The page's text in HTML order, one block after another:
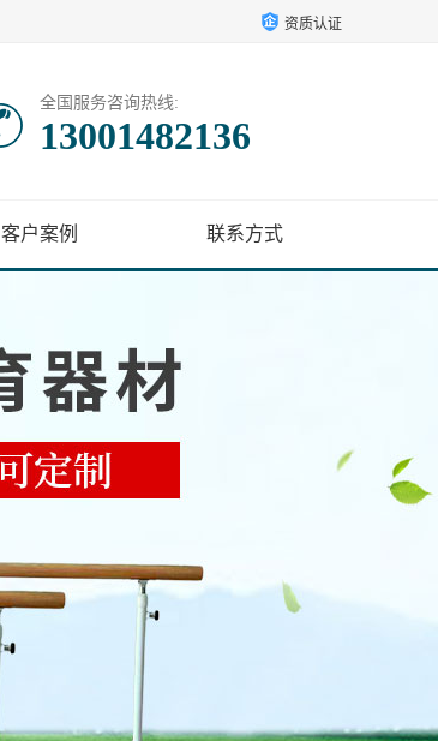
资质认证
全国服务咨询热线:
13001482136
客户案例 联系方式